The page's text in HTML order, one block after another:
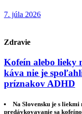
7. júla 2026
Zdravie
Kofeín alebo lieky
káva nie je
príznakov ADHD
Na Slovensku je s
predávkovavanie sa